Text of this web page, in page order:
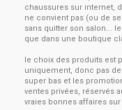
chaussures sur internet,
ne convient pas (ou de
sans quitter son salon...
que dans une boutique
le choix des produits est
uniquement, donc pas
super bas et les
ventes privées, réservés
vraies bonnes affaires